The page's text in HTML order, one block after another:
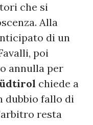
che si
Alla
di un
poi
annulla per
chiede a
dubbio fallo di
resta